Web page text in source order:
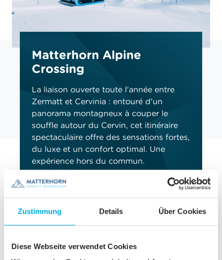
Zustimmung Details Über Cookies
Diese Webseite verwendet Cookies
Matterhorn Alpine
Crossing
La liaison ouverte toute l'année entre
Zermatt et Cervinia : entouré d'un
panorama montagneux à couper le
souffle autour du Cervin, cet itinéraire
spectaculaire offre des sensations fortes,
du luxe et un confort optimal. Une
expérience hors du commun.
VERS LA PLUS HAUTE TRAVERSÉE DES
Histoire et faits à propos du Cervin
de son aspect exceptionnel, mais aussi des